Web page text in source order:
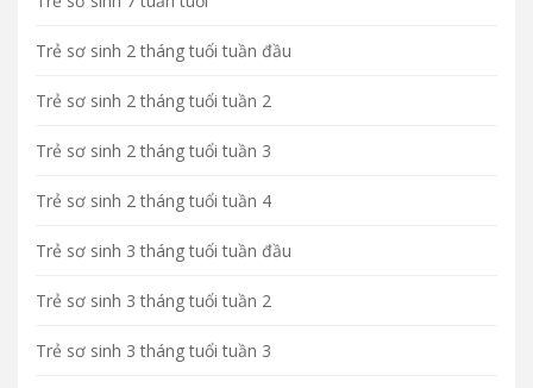
Trẻ sơ sinh 2 tháng tuổi tuần đầu
Trẻ sơ sinh 2 tháng tuổi tuần 2
Trẻ sơ sinh 2 tháng tuổi tuần 3
Trẻ sơ sinh 2 tháng tuổi tuần 4
Trẻ sơ sinh 3 tháng tuổi tuần đầu
Trẻ sơ sinh 3 tháng tuổi tuần 2
Trẻ sơ sinh 3 tháng tuổi tuần 3